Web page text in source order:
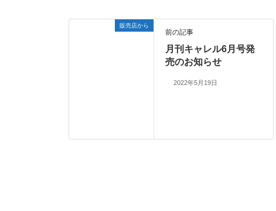
販売店から
前の記事
月刊キャレル6月号発
売のお知らせ
2022年5月19日